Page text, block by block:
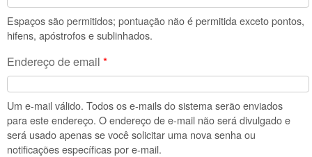
Espaços são permitidos; pontuação não é permitida exceto pontos,
hifens, apóstrofos e sublinhados.
Endereço de email *
Um e-mail válido. Todos os e-mails do sistema serão enviados
para este endereço. O endereço de e-mail não será divulgado e
será usado apenas se você solicitar uma nova senha ou
notificações específicas por e-mail.